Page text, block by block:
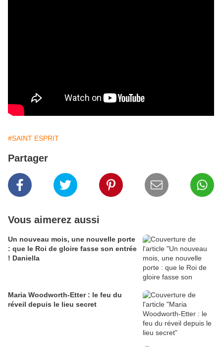
#SAINT ESPRIT
Partager
Vous aimerez aussi
Un nouveau mois, une nouvelle porte
: que le Roi de gloire fasse son entrée
! Daniella
Maria Woodworth-Etter : le feu du
réveil depuis le lieu secret